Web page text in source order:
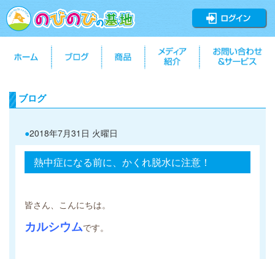
ブログ
●2018年7月31日 火曜日
熱中症になる前に、かくれ脱水に注意！
皆さん、こんにちは。
カルシウムです。